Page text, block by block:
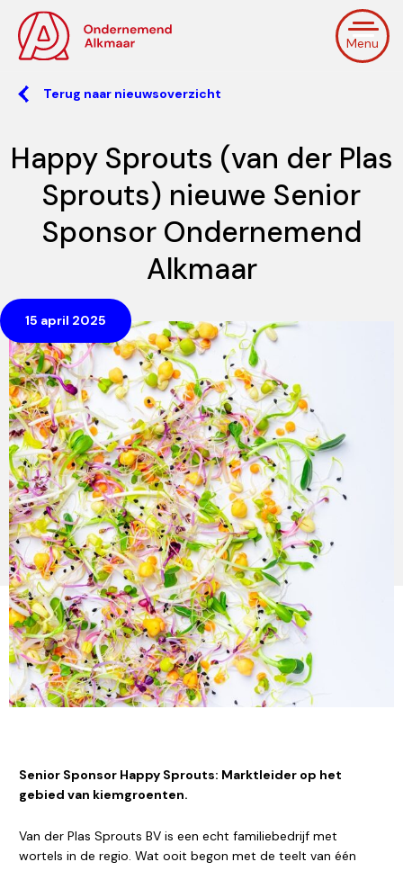
Menu
Terug naar nieuwsoverzicht
Happy Sprouts (van der Plas
Sprouts) nieuwe Senior
Sponsor Ondernemend
Alkmaar
15 april 2025
Senior Sponsor Happy Sprouts: Marktleider op het
gebied van kiemgroenten.
Van der Plas Sprouts BV is een echt familiebedrijf met
wortels in de regio. Wat ooit begon met de teelt van één